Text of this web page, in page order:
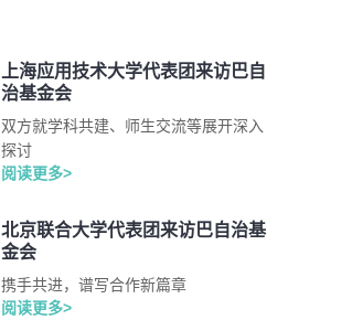
上海应用技术大学代表团来访巴自
治基金会
双方就学科共建、师生交流等展开深入
探讨
阅读更多>
北京联合大学代表团来访巴自治基
金会
携手共进，谱写合作新篇章
阅读更多>